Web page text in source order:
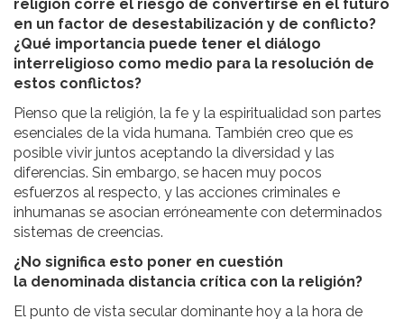
religión corre el riesgo de convertirse en el futuro
en un factor de desestabilización y de conflicto?
¿Qué importancia puede tener el diálogo
interreligioso como medio para la resolución de
estos conflictos?
Pienso que la religión, la fe y la espiritualidad son partes
esenciales de la vida humana. También creo que es
posible vivir juntos aceptando la diversidad y las
diferencias. Sin embargo, se hacen muy pocos
esfuerzos al respecto, y las acciones criminales e
inhumanas se asocian erróneamente con determinados
sistemas de creencias.
¿No significa esto poner en cuestión
la denominada distancia crítica con la religión?
El punto de vista secular dominante hoy a la hora de